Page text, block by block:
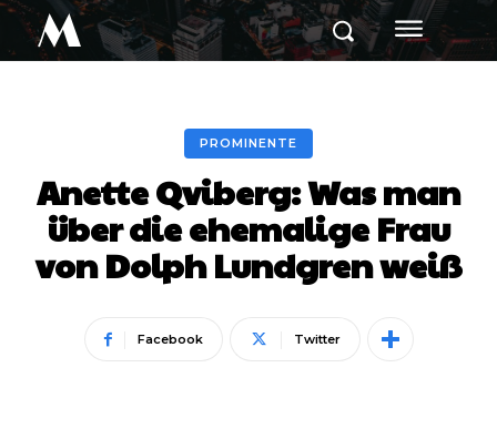
M
PROMINENTE
Anette Qviberg: Was man
über die ehemalige Frau
von Dolph Lundgren weiß
Facebook Twitter